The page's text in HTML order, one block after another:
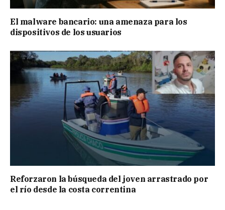
El malware bancario: una amenaza para los
dispositivos de los usuarios
Reforzaron la búsqueda del joven arrastrado por
el río desde la costa correntina